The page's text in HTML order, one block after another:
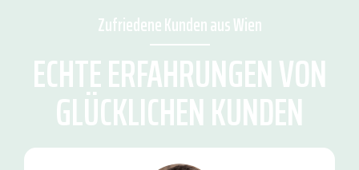
Zufriedene Kunden aus Wien
ECHTE ERFAHRUNGEN VON
GLÜCKLICHEN KUNDEN